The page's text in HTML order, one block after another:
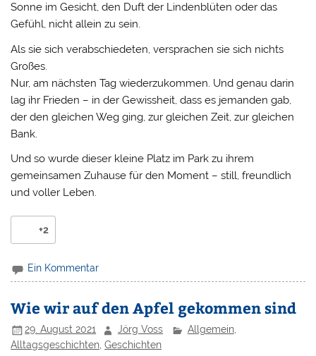
Sonne im Gesicht, den Duft der Lindenblüten oder das
Gefühl, nicht allein zu sein.
Als sie sich verabschiedeten, versprachen sie sich nichts
Großes.
Nur, am nächsten Tag wiederzukommen. Und genau darin
lag ihr Frieden – in der Gewissheit, dass es jemanden gab,
der den gleichen Weg ging, zur gleichen Zeit, zur gleichen
Bank.
Und so wurde dieser kleine Platz im Park zu ihrem
gemeinsamen Zuhause für den Moment – still, freundlich
und voller Leben.
+2
Ein Kommentar
Wie wir auf den Apfel gekommen sind
29. August 2021 Jörg Voss Allgemein,
Alltagsgeschichten ,Geschichten